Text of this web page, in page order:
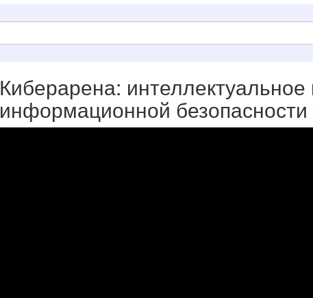
Киберарена:
информационной